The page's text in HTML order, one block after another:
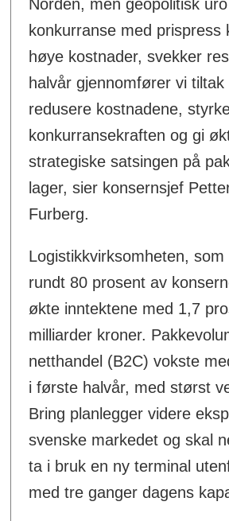
Norden, men geopolitisk
konkurranse med prispress
høye kostnader, svekker
halvår gjennomfører vi tiltak
redusere kostnadene,
konkurransekraften og gi
strategiske satsingen på
lager, sier konsernsjef
Furberg.
Logistikkvirksomheten,
rundt 80 prosent av
økte inntektene med 1,7
milliarder kroner.
netthandel (B2C) vokste
i første halvår, med størst
Bring planlegger videre
svenske markedet og skal
ta i bruk en ny terminal
med tre ganger dagens